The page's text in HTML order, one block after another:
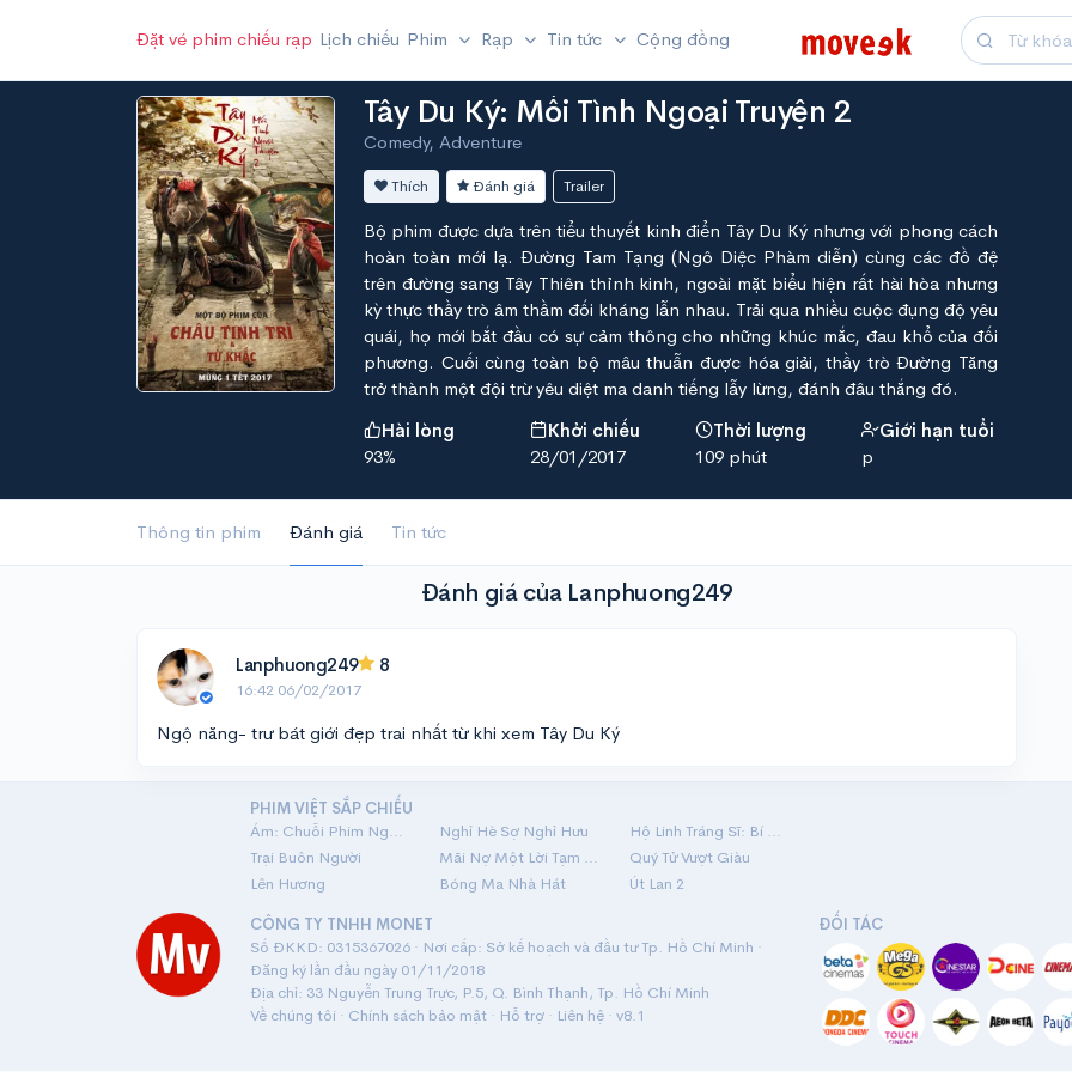
Đặt vé phim chiếu rạp Lịch chiếu Phim Rạp Tin tức Cộng đồng
Tây Du Ký: Mối Tình Ngoại Truyện 2
Comedy, Adventure
Thích Đánh giá Trailer
Bộ phim được dựa trên tiểu thuyết kinh điển Tây Du Ký nhưng với phong cách
hoàn toàn mới lạ. Đường Tam Tạng (Ngô Diệc Phàm diễn) cùng các đồ đệ
trên đường sang Tây Thiên thỉnh kinh, ngoài mặt biểu hiện rất hài hòa nhưng
kỳ thực thầy trò âm thầm đối kháng lẫn nhau. Trải qua nhiều cuộc đụng độ yêu
quái, họ mới bắt đầu có sự cảm thông cho những khúc mắc, đau khổ của đối
phương. Cuối cùng toàn bộ mâu thuẫn được hóa giải, thầy trò Đường Tăng
trở thành một đội trừ yêu diệt ma danh tiếng lẫy lừng, đánh đâu thắng đó.
Hài lòng
93%
Khởi chiếu
28/01/2017
Thời lượng
109 phút
Giới hạn tuổi
p
Thông tin phim Đánh giá Tin tức
Đánh giá của Lanphuong249
Lanphuong249 8
16:42 06/02/2017
Ngộ năng- trư bát giới đẹp trai nhất từ khi xem Tây Du Ký
PHIM VIỆT SẮP CHIẾU
Ám: Chuỗi Phim Ngắn Linh Dị
Nghỉ Hè Sợ Nghỉ Hưu
Hộ Linh Tráng Sĩ: Bí Ẩn Mộ Vua Đinh
Trại Buôn Người
Mãi Nợ Một Lời Tạm Biệt
Quý Tử Vượt Giàu
Lên Hương
Bóng Ma Nhà Hát
Út Lan 2
CÔNG TY TNHH MONET
Số ĐKKD: 0315367026 · Nơi cấp: Sở kế hoạch và đầu tư Tp. Hồ Chí Minh ·
Đăng ký lần đầu ngày 01/11/2018
Địa chỉ: 33 Nguyễn Trung Trực, P.5, Q. Bình Thạnh, Tp. Hồ Chí Minh
Về chúng tôi · Chính sách bảo mật· Hỗ trợ· Liên hệ· v8.1
ĐỐI TÁC